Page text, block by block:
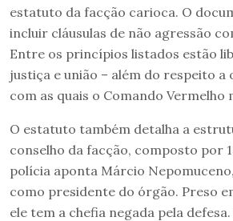
estatuto da facção carioca. O
incluir cláusulas de não agressão
Entre os princípios listados estão
justiça e união – além do respeito a
com as quais o Comando Vermelho
O estatuto também detalha a
conselho da facção, composto por
polícia aponta Márcio
como presidente do órgão. Preso
ele tem a chefia negada pela